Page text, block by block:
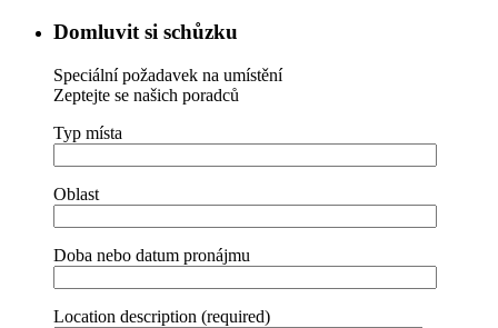
Domluvit si schůzku
Speciální požadavek na umístění
Zeptejte se našich poradců
Typ místa
Oblast
Doba nebo datum pronájmu
Location description (required)